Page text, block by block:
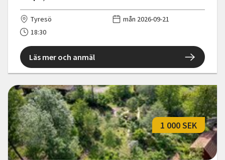
Tyresö
mån 2026-09-21
18:30
Läs mer och anmäl
1 000 SEK